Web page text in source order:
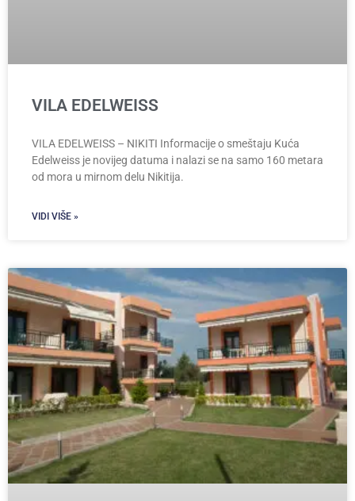
VILA EDELWEISS
VILA EDELWEISS – NIKITI Informacije o smeštaju Kuća
Edelweiss je novijeg datuma i nalazi se na samo 160 metara
od mora u mirnom delu Nikitija.
VIDI VIŠE »